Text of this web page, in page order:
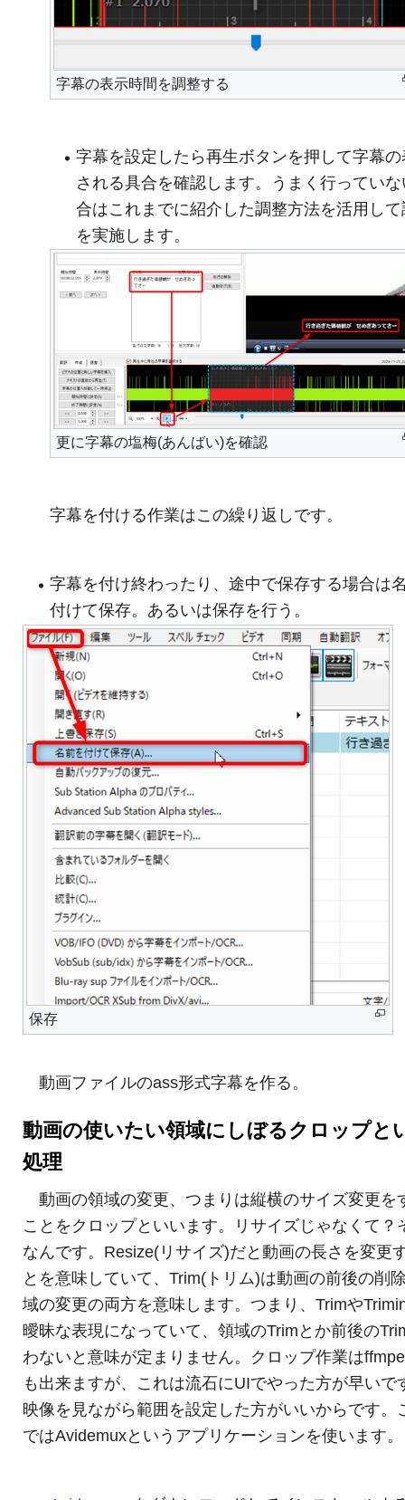
字幕の表示時間を調整する
字幕を設定したら再生ボタンを押して字幕
される具合を確認します。うまく行ってい
合はこれまでに紹介した調整方法を活用し
を実施します。
更に字幕の塩梅(あんばい)を確認
字幕を付ける作業はこの繰り返しです。
字幕を付け終わったり、途中で保存する場合は
付けて保存。あるいは保存を行う。
保存
動画ファイルのass形式字幕を作る。
動画の使いたい領域にしぼるクロップと
処理
動画の領域の変更、つまりは縦横のサイズ変更を
ことをクロップといいます。リサイズじゃなくて？
なんです。Resize(リサイズ)だと動画の長さを変更
とを意味していて、Trim(トリム)は動画の前後の削
域の変更の両方を意味します。つまり、Trimや
曖昧な表現になっていて、領域のTrimとか前後の
わないと意味が定まりません。クロップ作業は
も出来ますが、これは流石にUIでやった方が早いで
映像を見ながら範囲を設定した方がいいからです。
ではAvidemuxというアプリケーションを使います。